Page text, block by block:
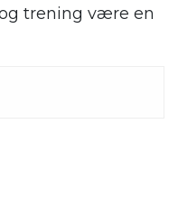
trening være en